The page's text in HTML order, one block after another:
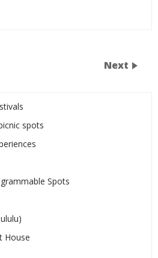
Next
spots
Spots
House